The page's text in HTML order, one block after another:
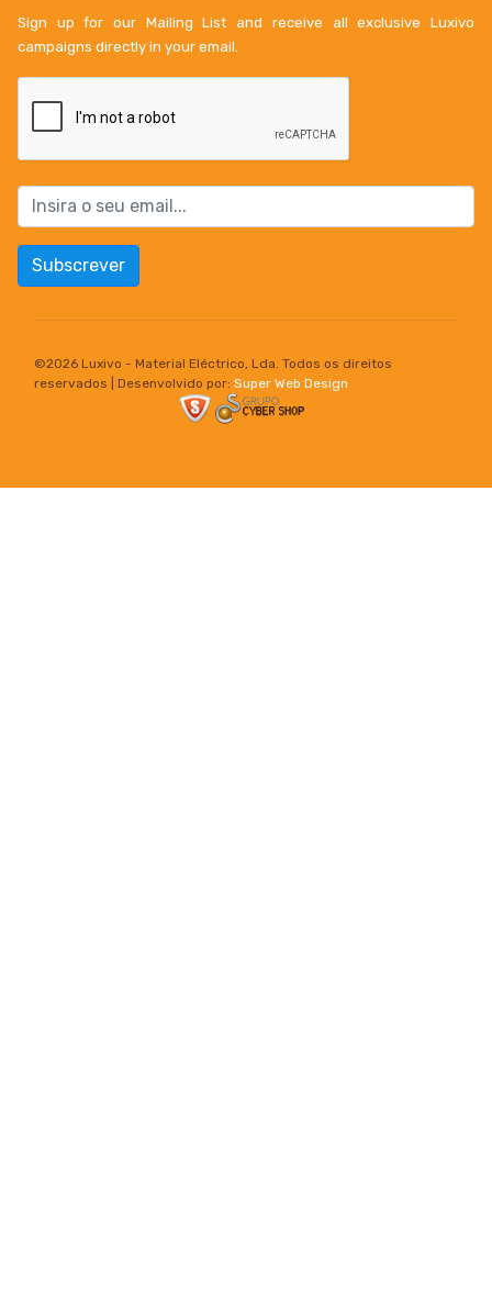
Sign up for our Mailing List and receive all exclusive Luxivo
campaigns directly in your email.
Subscrever
©2026 Luxivo - Material Eléctrico, Lda. Todos os direitos
reservados | Desenvolvido por: Super Web Design